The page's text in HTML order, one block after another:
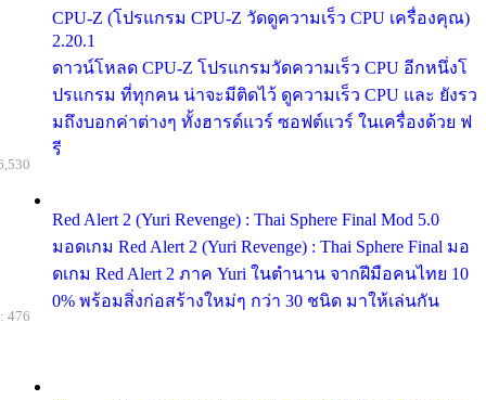
CPU-Z (โปรแกรม CPU-Z วัดดูความเร็ว CPU เครื่องคุณ)
2.20.1
ดาวน์โหลด CPU-Z โปรแกรมวัดความเร็ว CPU อีกหนึ่งโ
ปรแกรม ที่ทุกคน น่าจะมีติดไว้ ดูความเร็ว CPU และ ยังรว
มถึงบอกค่าต่างๆ ทั้งฮารด์แวร์ ซอฟต์แวร์ ในเครื่องด้วย ฟ
รี
Red Alert 2 (Yuri Revenge) : Thai Sphere Final Mod 5.0
มอดเกม Red Alert 2 (Yuri Revenge) : Thai Sphere Final มอ
ดเกม Red Alert 2 ภาค Yuri ในตำนาน จากฝีมือคนไทย 10
0% พร้อมสิ่งก่อสร้างใหม่ๆ กว่า 30 ชนิด มาให้เล่นกัน
476